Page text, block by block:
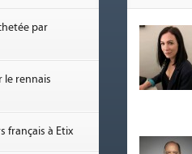
par
le rennais
français à Etix